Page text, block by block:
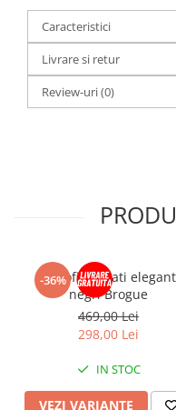
Caracteristici
Livrare si retur
Review-uri(0)
-36%
Pantofi barbati
negri Brogue
469,00 Lei
298,00 Lei
IN STOC
VEZI VARIANTE